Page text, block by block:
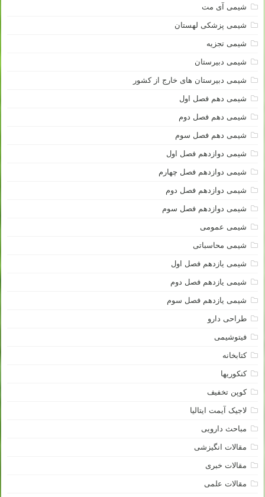
شیمی آی مت
شیمی پزشکی لهستان
شیمی تجزیه
شیمی دبیرستان
شیمی دبیرستان های خارج از کشور
شیمی دهم فصل اول
شیمی دهم فصل دوم
شیمی دهم فصل سوم
شیمی دوازدهم فصل اول
شیمی دوازدهم فصل چهارم
شیمی دوازدهم فصل دوم
شیمی دوازدهم فصل سوم
شیمی عمومی
شیمی محاسباتی
شیمی یازدهم فصل اول
شیمی یازدهم فصل دوم
شیمی یازدهم فصل سوم
طراحی دارو
فیتوشیمی
کتابخانه
کنکوریها
کوپن تخفیف
لاجیک آیمت ایتالیا
مباحث دارویی
مقالات انگیزشی
مقالات خبری
مقالات علمی